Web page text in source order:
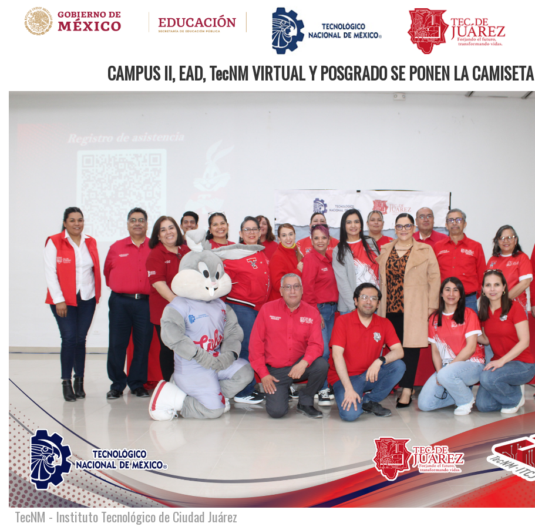
CAMPUS II, EAD, TecNM VIRTUAL Y POSGRADO SE PONEN LA CAMISETA
TecNM - Instituto Tecnológico de Ciudad Juárez